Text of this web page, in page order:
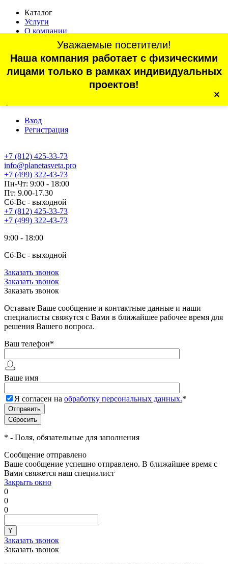
Каталог
Услуги
О компании
Статьи
Контакты
Отзывы
г. Санкт-Петербург, проспект Обуховской Обороны, 70, корп.
Вход
Регистрация
+7 (812) 425-33-73
Уважаемые посетители!
Наша компания работает с физическими
лицами только в рамках индивидуальных
проектов!
×
info@planetasveta.pro
+7 (499) 322-43-73
Пн-Чт: 9:00 - 18:00
Пт: 9.00-17.30
Сб-Вс - выходной
+7 (812) 425-33-73
+7 (499) 322-43-73
9:00 - 18:00
Сб-Вс - выходной
Заказать звонок
Заказать звонок
Заказать звонок
Оставьте Ваше сообщение и контактные данные и наши
специалисты свяжутся с Вами в ближайшее рабочее время для
решения Вашего вопроса.
Ваш телефон*
Ваше имя
Я согласен на обработку персональных данных.*
* - Поля, обязательные для заполнения
Сообщение отправлено
Ваше сообщение успешно отправлено. В ближайшее время с
Вами свяжется наш специалист
Закрыть окно
0
0
0
Заказать звонок
Заказать звонок